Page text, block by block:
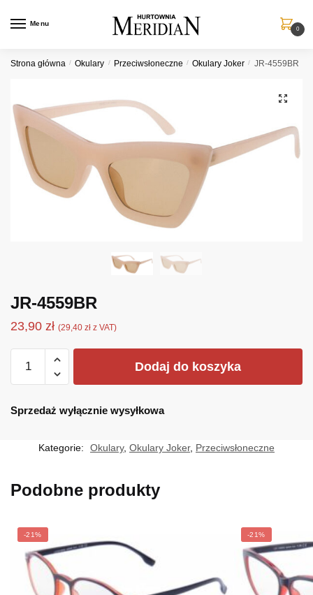
Menu
0
Strona główna / Okulary / Przeciwsłoneczne / Okulary Joker / JR-4559BR
JR-4559BR
23,90 zł (29,40 zł z VAT)
JR-
Dodaj do koszyka
Sprzedaż wyłącznie wysyłkowa
Kategorie: Okulary, Okulary Joker, Przeciwsłoneczne
Podobne produkty
-21% -21%